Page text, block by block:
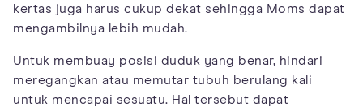
kertas juga harus cukup dekat sehingga Moms dapat
mengambilnya lebih mudah.
Untuk membuay posisi duduk yang benar, hindari
meregangkan atau memutar tubuh berulang kali
untuk mencapai sesuatu. Hal tersebut dapat